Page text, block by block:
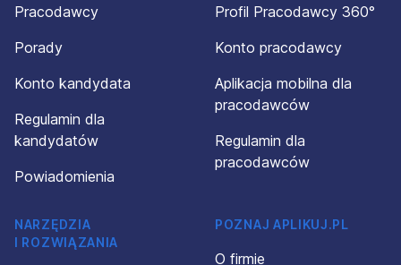
Pracodawcy
Porady
Konto kandydata
Regulamin dla
kandydatów
Powiadomienia
Profil Pracodawcy 360°
Konto pracodawcy
Aplikacja mobilna dla
pracodawców
Regulamin dla
pracodawców
NARZĘDZIA
I ROZWIĄZANIA
POZNAJ APLIKUJ.PL
O firmie